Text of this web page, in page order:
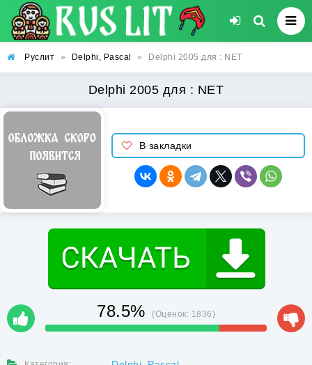
Руслит » Delphi, Pascal » Delphi 2005 для : NET
Delphi 2005 для : NET
В закладки
78.5% (Оценок: 1836)